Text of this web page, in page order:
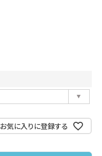
お気に入りに登録する